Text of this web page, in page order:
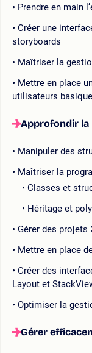
Prendre en main
Créer une
storyboards
Maîtriser la
Mettre en place
utilisateurs
Approfondir la
Manipuler des
Maîtriser la
Classes et
Héritage et
Gérer des projets
Mettre en place
Créer des
Layout et
Optimiser la
Gérer